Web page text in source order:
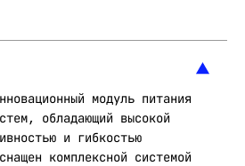
модуль питания
обладающий высокой
и гибкостью
комплексной системой